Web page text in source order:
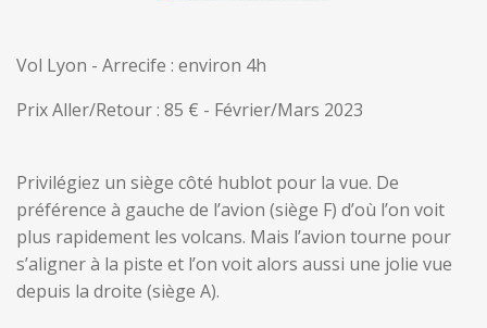
Vol Lyon - Arrecife : environ 4h
Prix Aller/Retour : 85 € - Février/Mars 2023
Privilégiez un siège côté hublot pour la vue. De
préférence à gauche de l’avion (siège F) d’où l’on voit
plus rapidement les volcans. Mais l’avion tourne pour
s’aligner à la piste et l’on voit alors aussi une jolie vue
depuis la droite (siège A).